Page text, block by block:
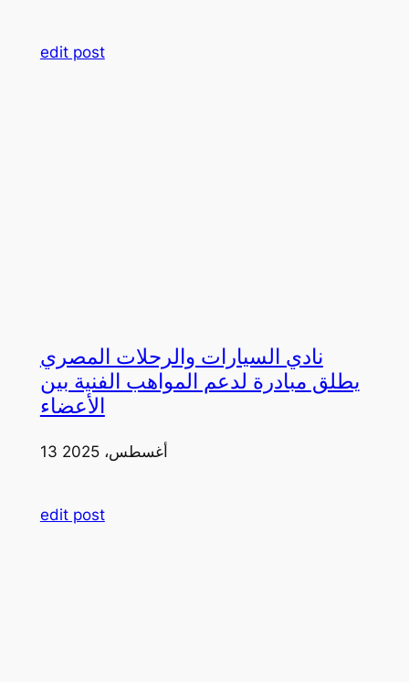
edit post
نادي السيارات والرحلات المصري
يطلق مبادرة لدعم المواهب الفنية بين
الأعضاء
13 أغسطس، 2025
edit post